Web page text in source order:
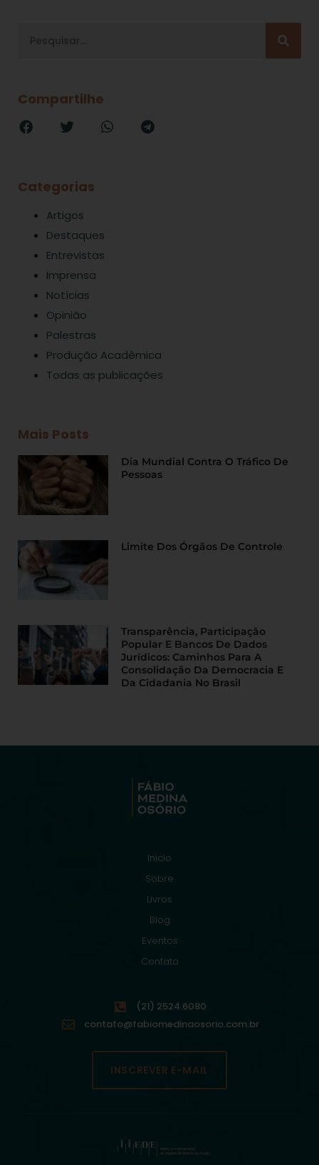
Compartilhe
Categorias
Artigos
Destaques
Entrevistas
Imprensa
Notícias
Opinião
Palestras
Produção Acadêmica
Todas as publicações
Mais Posts
Dia Mundial Contra O Tráfico De
Pessoas
Limite Dos Órgãos De Controle
Transparência, Participação
Popular E Bancos De Dados
Jurídicos: Caminhos Para A
Consolidação Da Democracia E
Da Cidadania No Brasil
Início
Sobre
Livros
Blog
Eventos
Contato
(21) 2524.6080
contato@fabiomedinaosorio.com.br
INSCREVER E-MAIL